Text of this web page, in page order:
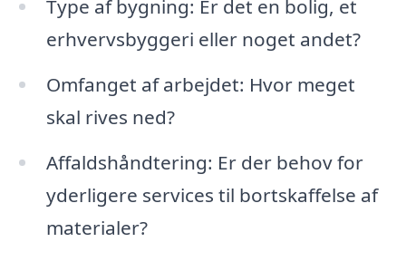
Type af bygning: Er det en bolig, et
erhvervsbyggeri eller noget andet?
Omfanget af arbejdet: Hvor meget
skal rives ned?
Affaldshåndtering: Er der behov for
yderligere services til bortskaffelse af
materialer?